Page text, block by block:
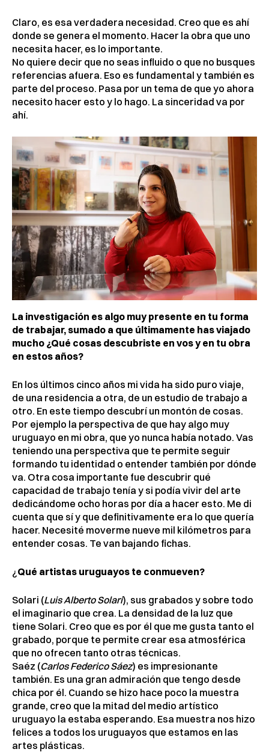
Claro, es esa verdadera necesidad. Creo que es ahí
donde se genera el momento. Hacer la obra que uno
necesita hacer, es lo importante.
No quiere decir que no seas influido o que no busques
referencias afuera. Eso es fundamental y también es
parte del proceso. Pasa por un tema de que yo ahora
necesito hacer esto y lo hago. La sinceridad va por
ahí.
La investigación es algo muy presente en tu forma
de trabajar, sumado a que últimamente has viajado
mucho ¿Qué cosas descubriste en vos y en tu obra
en estos años?
En los últimos cinco años mi vida ha sido puro viaje,
de una residencia a otra, de un estudio de trabajo a
otro. En este tiempo descubrí un montón de cosas.
Por ejemplo la perspectiva de que hay algo muy
uruguayo en mi obra, que yo nunca había notado. Vas
teniendo una perspectiva que te permite seguir
formando tu identidad o entender también por dónde
va. Otra cosa importante fue descubrir qué
capacidad de trabajo tenía y si podía vivir del arte
dedicándome ocho horas por día a hacer esto. Me di
cuenta que sí y que definitivamente era lo que quería
hacer. Necesité moverme nueve mil kilómetros para
entender cosas. Te van bajando fichas.
¿ Qué artistas uruguayos te conmueven?
Solari (Luis Alberto Solari), sus grabados y sobre todo
el imaginario que crea. La densidad de la luz que
tiene Solari. Creo que es por él que me gusta tanto el
grabado, porque te permite crear esa atmosférica
que no ofrecen tanto otras técnicas.
Saéz (Carlos Federico Sáez) es impresionante
también. Es una gran admiración que tengo desde
chica por él. Cuando se hizo hace poco la muestra
grande, creo que la mitad del medio artístico
uruguayo la estaba esperando. Esa muestra nos hizo
felices a todos los uruguayos que estamos en las
artes plásticas.